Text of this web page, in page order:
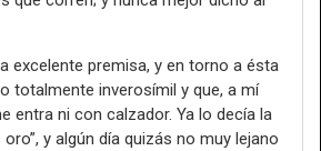
excelente premisa, y en torno a ésta
totalmente inverosímil y que, a mí
entra ni con calzador. Ya lo decía la
y algún día quizás no muy lejano